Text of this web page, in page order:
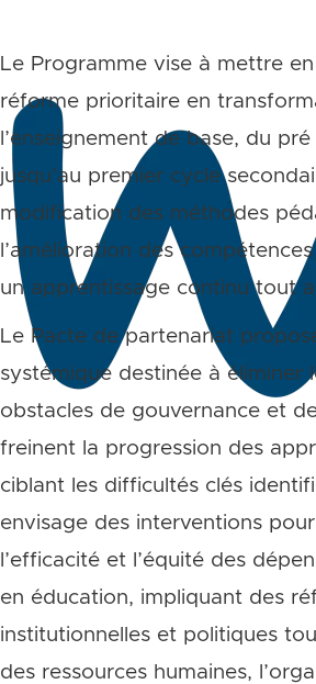
Le Programme vise à mettre
réforme prioritaire en
l’enseignement de base, du
jusqu’au premier cycle
modification des méthodes
l’amélioration des
un apprentissage continu tout
Le Pacte de partenariat
systémique destinée à éliminer
obstacles de gouvernance et
freinent la progression des
ciblant les difficultés clés
envisage des interventions
l’efficacité et l’équité des
en éducation, impliquant des
institutionnelles et politiques
des ressources humaines,